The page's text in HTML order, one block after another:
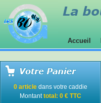
Accueil
0 article dans votre caddie
Montanttotal: 0 € TTC